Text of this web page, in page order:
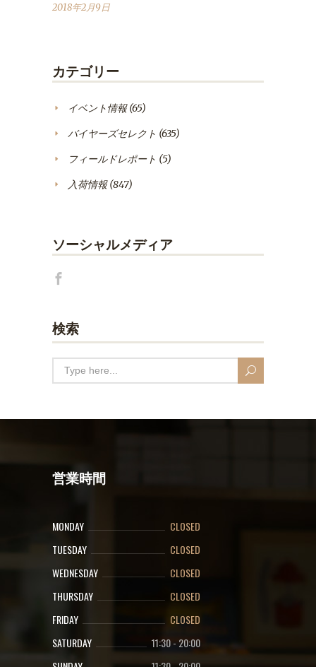
2018年2月9日
カテゴリー
イベント情報(65)
バイヤーズセレクト (635)
フィールドレポート (5)
入荷情報(847)
ソーシャルメディア
検索
営業時間
MONDAY
CLOSED
TUESDAY
CLOSED
WEDNESDAY
CLOSED
THURSDAY
CLOSED
FRIDAY
CLOSED
SATURDAY
11:30- 20:00